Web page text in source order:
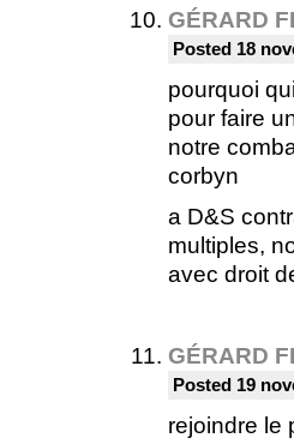
GÉRARD
Posted 18
pourquoi
pour faire
notre
corbyn
a D&S
multiples,
avec droit
GÉRARD
Posted 19
rejoindre le